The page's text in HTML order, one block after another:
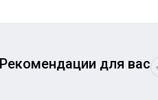
Рекомендации для вас